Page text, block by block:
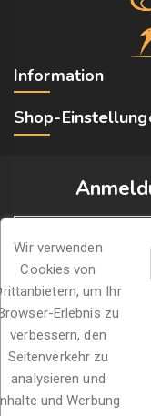
Information
Shop-
Ich akzeptiere die
die
Wir verwenden
Cookies von
um Ihr
Erlebnis zu
verbessern, den
Seitenverkehr zu
analysieren und
und Werbung